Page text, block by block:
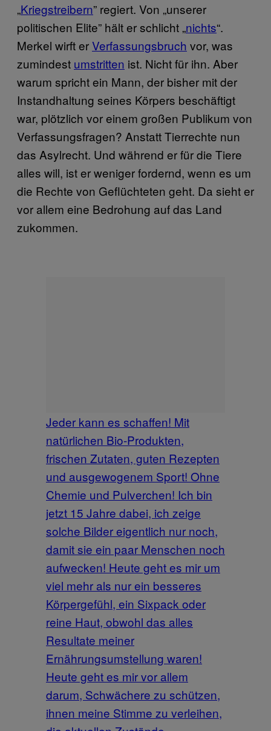
„Kriegstreibern” regiert. Von „unserer
politischen Elite” hält er schlicht „nichts“.
Merkel wirft erVerfassungsbruch vor, was
zumindest umstritten ist. Nicht für ihn. Aber
warum spricht ein Mann, der bisher mit der
Instandhaltung seines Körpers beschäftigt
war, plötzlich vor einem großen Publikum von
Verfassungsfragen? Anstatt Tierrechte nun
das Asylrecht. Und während er für die Tiere
alles will, ist er weniger fordernd, wenn es um
die Rechte von Geflüchteten geht. Da sieht er
vor allem eine Bedrohung auf das Land
zukommen.
Jeder kann es schaffen! Mit
natürlichen Bio-Produkten,
frischen Zutaten, guten Rezepten
und ausgewogenem Sport! Ohne
Chemie und Pulverchen! Ich bin
jetzt 15 Jahre dabei, ich zeige
solche Bilder eigentlich nur noch,
damit sie ein paar Menschen noch
aufwecken! Heute geht es mir um
viel mehr als nur ein besseres
Körpergefühl, ein Sixpack oder
reine Haut, obwohl das alles
Resultate meiner
Ernährungsumstellung waren!
Heute geht es mir vor allem
darum, Schwächere zu schützen,
ihnen meine Stimme zu verleihen,